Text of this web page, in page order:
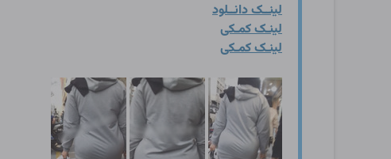
لینــک دانــلود
لینـک کمـکی
لینـک کمـکی